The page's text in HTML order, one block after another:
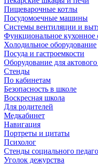
Пищеварочные котлы
Посудомоечные машины
Системы вентиляции и
Функциональное кухонное
Холодильное оборудование
Посуда и гастроемкости
Оборудование для актового
Стенды
По кабинетам
Безопасность в школе
Воскресная школа
Для родителей
Медкабинет
Навигация
Портреты и цитаты
Психолог
Стенды социального
Уголок дежурства